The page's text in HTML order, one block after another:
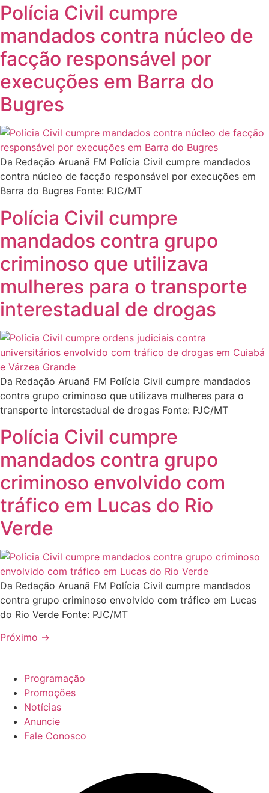
Polícia Civil cumpre
mandados contra núcleo de
facção responsável por
execuções em Barra do
Bugres
Da Redação Aruanã FM Polícia Civil cumpre mandados
contra núcleo de facção responsável por execuções em
Barra do Bugres Fonte: PJC/MT
Polícia Civil cumpre
mandados contra grupo
criminoso que utilizava
mulheres para o transporte
interestadual de drogas
Da Redação Aruanã FM Polícia Civil cumpre mandados
contra grupo criminoso que utilizava mulheres para o
transporte interestadual de drogas Fonte: PJC/MT
Polícia Civil cumpre
mandados contra grupo
criminoso envolvido com
tráfico em Lucas do Rio
Verde
Da Redação Aruanã FM Polícia Civil cumpre mandados
contra grupo criminoso envolvido com tráfico em Lucas
do Rio Verde Fonte: PJC/MT
Próximo →
Programação
Promoções
Notícias
Anuncie
Fale Conosco